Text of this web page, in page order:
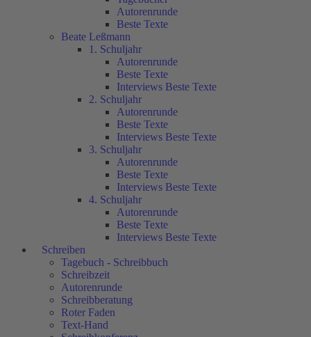
Autorenrunde
Beste Texte
Beate Leßmann
1. Schuljahr
Autorenrunde
Beste Texte
Interviews Beste Texte
2. Schuljahr
Autorenrunde
Beste Texte
Interviews Beste Texte
3. Schuljahr
Autorenrunde
Beste Texte
Interviews Beste Texte
4. Schuljahr
Autorenrunde
Beste Texte
Interviews Beste Texte
Schreiben
Tagebuch - Schreibbuch
Schreibzeit
Autorenrunde
Schreibberatung
Roter Faden
Text-Hand